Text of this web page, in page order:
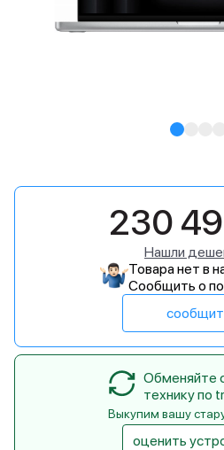
230
Нашли
Товара нет в
Сообщить о
Обменяйте
технику по
Выкупим вашу
оценить